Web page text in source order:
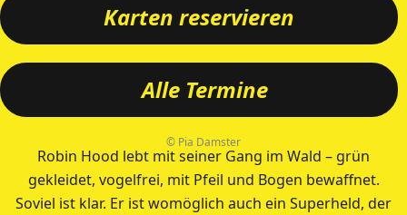
Karten reservieren
Alle Termine
Robin Hood lebt mit seiner Gang im Wald – grün
gekleidet, vogelfrei, mit Pfeil und Bogen bewaffnet.
Soviel ist klar. Er ist womöglich auch ein Superheld, der
© Pia Damster